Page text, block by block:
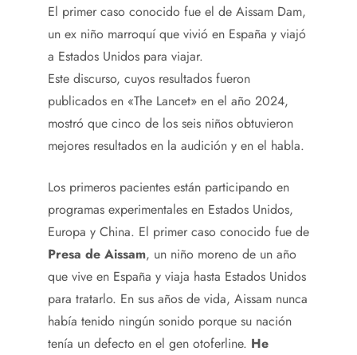
El primer caso conocido fue el de Aissam Dam,
un ex niño marroquí que vivió en España y viajó
a Estados Unidos para viajar.
Este discurso, cuyos resultados fueron
publicados en «The Lancet» en el año 2024,
mostró que cinco de los seis niños obtuvieron
mejores resultados en la audición y en el habla.
Los primeros pacientes están participando en
programas experimentales en Estados Unidos,
Europa y China. El primer caso conocido fue de
Presa de Aissam, un niño moreno de un año
que vive en España y viaja hasta Estados Unidos
para tratarlo. En sus años de vida, Aissam nunca
había tenido ningún sonido porque su nación
tenía un defecto en el gen otoferline. He